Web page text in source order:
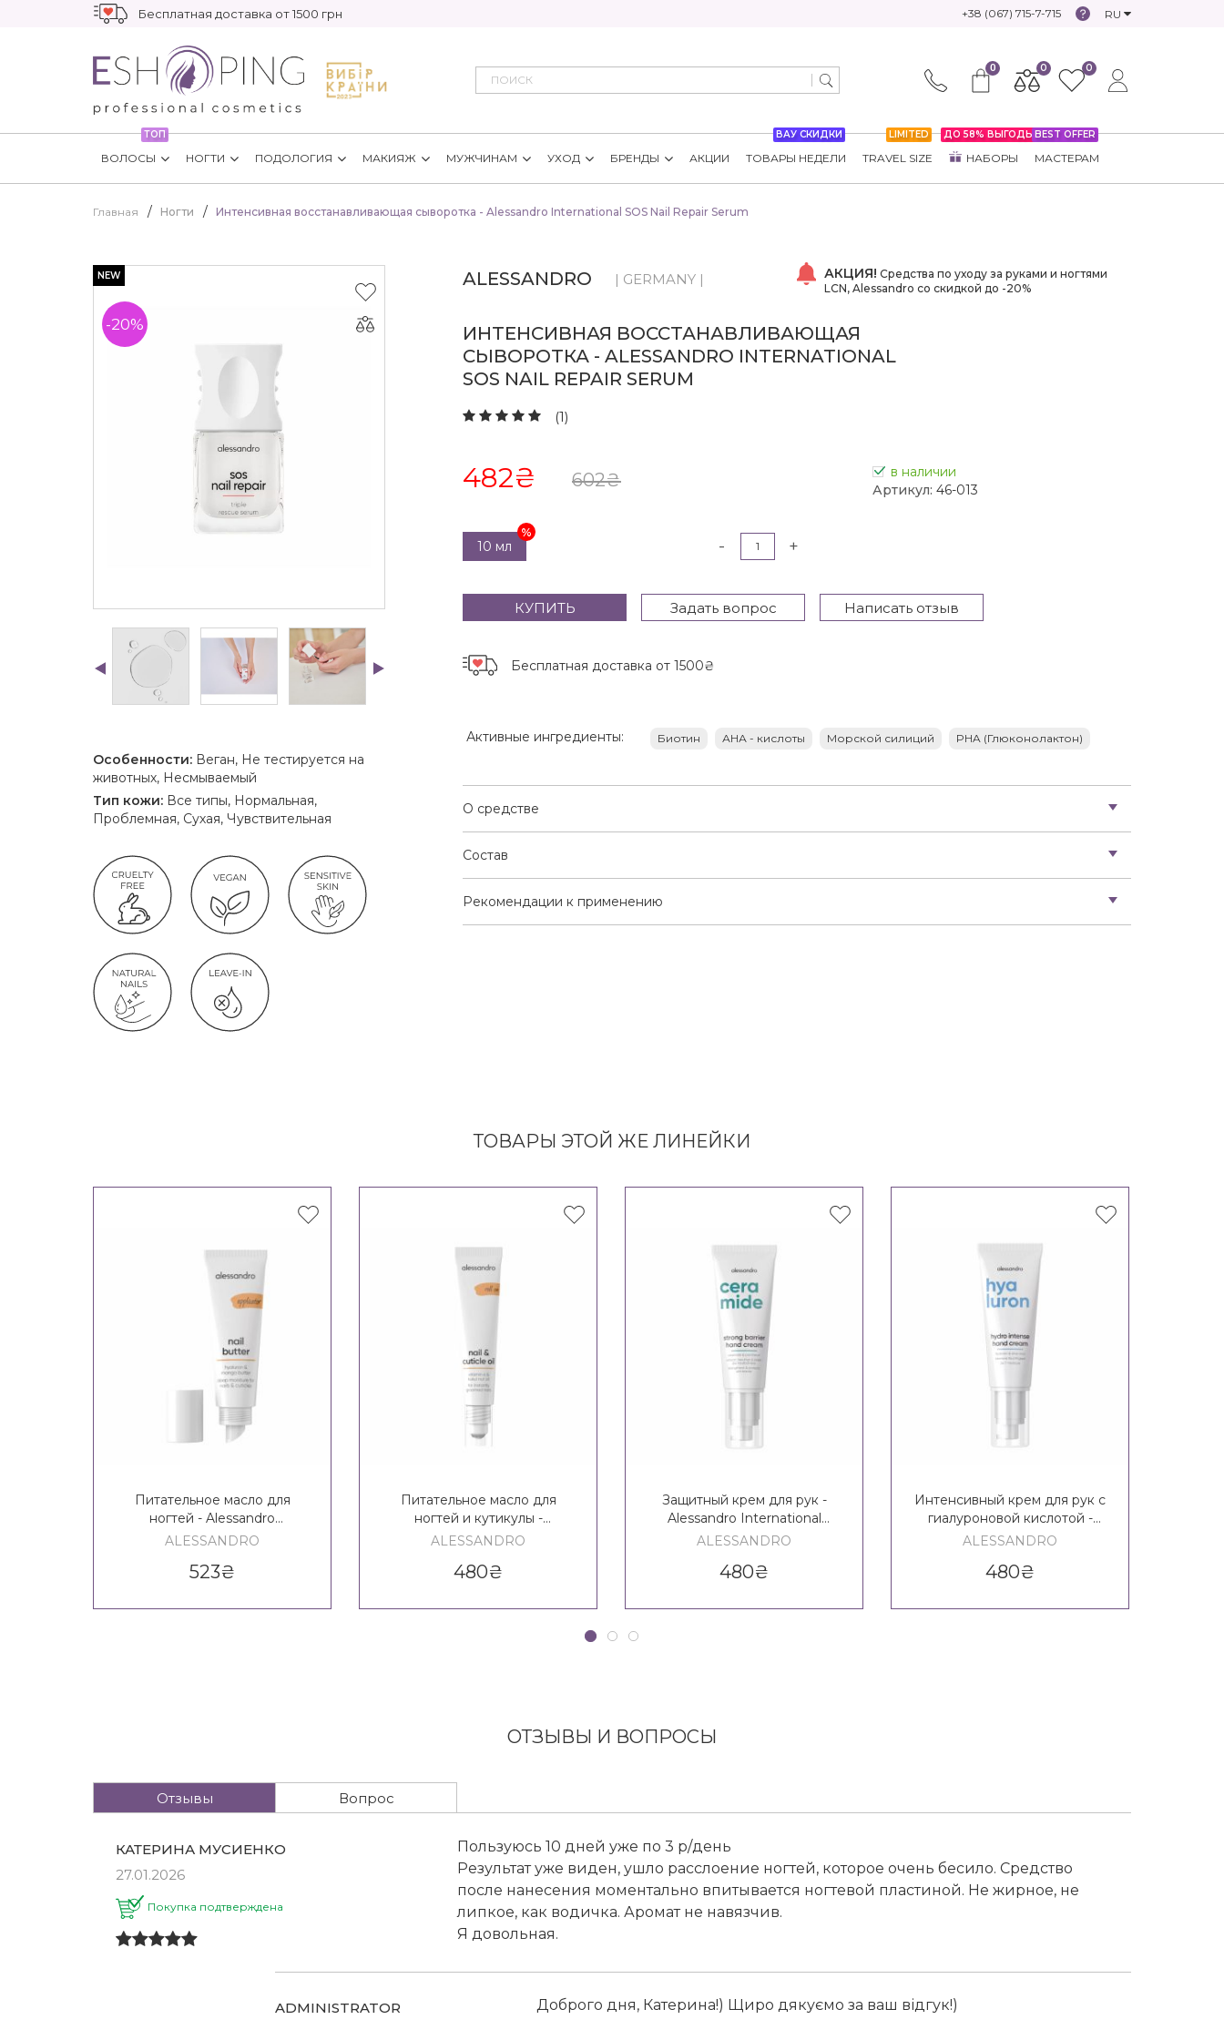
Бесплатная доставка от 1500 грн +38 (067) 715-7-715 RU
0 0 0
ТОП
ВОЛОСЫ НОГТИ ПОДОЛОГИЯ МАКИЯЖ МУЖЧИНАМ УХОД БРЕНДЫ АКЦИИ
ВАУ СКИДКИ
ТОВАРЫ НЕДЕЛИ
LIMITED
TRAVEL SIZE
ДО 58% ВЫГОДЫ
НАБОРЫ
BEST OFFER
МАСТЕРАМ
Главная Ногти Интенсивная восстанавливающая сыворотка - Alessandro International SOS Nail Repair Serum
NEW
-20%
Особенности: Веган, Не тестируется на
животных, Несмываемый
Тип кожи: Все типы, Нормальная,
Проблемная, Сухая, Чувствительная
ALESSANDRO | GERMANY | АКЦИЯ! Средства по уходу за руками и ногтями
LCN, Alessandro со скидкой до -20%
ИНТЕНСИВНАЯ ВОССТАНАВЛИВАЮЩАЯ
СЫВОРОТКА - ALESSANDRO INTERNATIONAL
SOS NAIL REPAIR SERUM
(1)
602₴
482₴
в наличии
Артикул: 46-013
10 мл - +
КУПИТЬ Задать вопрос Написать отзыв
Бесплатная доставка от 1500₴
Активные ингредиенты: Биотин АНА - кислоты Морской силиций PHA (Глюконолактон)
О средстве
Состав
Рекомендации к применению
ТОВАРЫ ЭТОЙ ЖЕ ЛИНЕЙКИ
Питательное масло для
ногтей - Alessandro
International Nail Butter
ALESSANDRO
523₴
Питательное масло для
ногтей и кутикулы -
Alessandro International Nail &
ALESSANDRO
480₴
Защитный крем для рук -
Alessandro International
Ceramide Strong Barrier Hand
ALESSANDRO
480₴
Интенсивный крем для рук с
гиалуроновой кислотой -
Alessandro International
Cream
ALESSANDRO
480₴
ОТЗЫВЫ И ВОПРОСЫ
Отзывы Вопрос
КАТЕРИНА МУСИЕНКО
27.01.2026
Покупка подтверждена
Пользуюсь 10 дней уже по 3 р/день
Результат уже виден, ушло расслоение ногтей, которое очень бесило. Средство
после нанесения моментально впитывается ногтевой пластиной. Не жирное, не
липкое, как водичка. Аромат не навязчив.
Я довольная.
ADMINISTRATOR Доброго дня, Катерина!) Щиро дякуємо за ваш відгук!)